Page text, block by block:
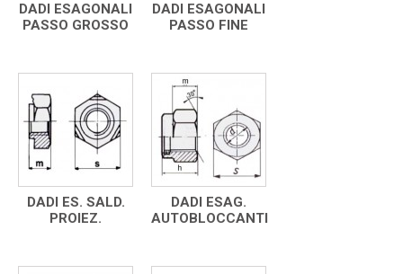
DADI ESAGONALI
PASSO GROSSO
DADI ESAGONALI
PASSO FINE
DADI ES. SALD.
PROIEZ.
DADI ESAG.
AUTOBLOCCANTI